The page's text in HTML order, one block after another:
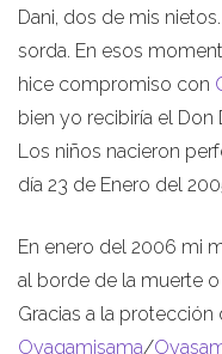
Dani, dos de mis
sorda. En esos
hice compromiso con
bien yo recibiría el Don
Los niños nacieron
día 23 de Enero del
En enero del 2006 mi
al borde de la muerte
Gracias a la protección
Oyagamisama/